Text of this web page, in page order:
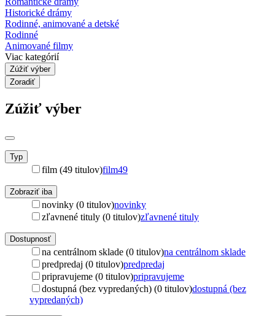
Historické drámy
Rodinné, animované a detské
Rodinné
Animované filmy
Viac kategórií
Zúžiť výber
Zoradiť
Zúžiť výber
Typ
film (49 titulov)film49
Zobraziť iba
novinky (0 titulov)novinky
zľavnené tituly (0 titulov)zľavnené tituly
Dostupnosť
na centrálnom sklade (0 titulov)na centrálnom sklade
predpredaj (0 titulov)predpredaj
pripravujeme (0 titulov)pripravujeme
dostupná (bez vypredaných) (0 titulov)dostupná (bez
vypredaných)